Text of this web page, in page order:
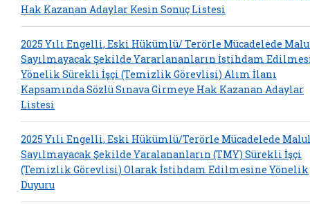
Hak Kazanan Adaylar Kesin Sonuç Listesi
2025 Yılı Engelli, Eski Hükümlü/ Terörle Mücadelede
Sayılmayacak Şekilde Yararlananların İstihdam
Yönelik Sürekli İşçi (Temizlik Görevlisi) Alım İlanı
Kapsamında Sözlü Sınava Girmeye Hak Kazanan Adaylar
Listesi
2025 Yılı Engelli, Eski Hükümlü/Terörle Mücadelede
Sayılmayacak Şekilde Yaralananların (TMY) Sürekli İşçi
(Temizlik Görevlisi) Olarak İstihdam Edilmesine Yönelik
Duyuru